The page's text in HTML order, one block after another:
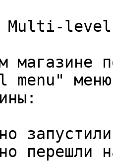
Multi-level
магазине
перешли